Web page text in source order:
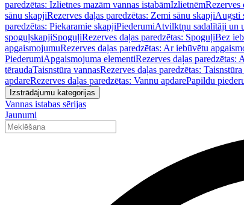
paredzētas: Izlietnes mazām vannas istabāmIzlietnēmRezerves
sānu skapjiRezerves daļas paredzētas: Zemi sānu skapjiAugsti
paredzētas: Piekaramie skapjiPiederumiAtvilktņu sadalītāji un
spoguļskapjiSpoguļiRezerves daļas paredzētas: SpoguļiBez
apgaismojumuRezerves daļas paredzētas: Ar iebūvētu
PiederumiApgaismojuma elementiRezerves daļas paredzētas:
tēraudaTaisnstūra vannasRezerves daļas paredzētas:
apdareRezerves daļas paredzētas: Vannu apdarePapildu
Izstrādājumu kategorijas
Vannas istabas sērijas
Jaunumi